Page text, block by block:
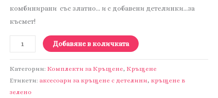
комбинирани със златно… и с добавени детелинки…за
късмет!
количество
за
Комплект
за
Кръщене
Добавяне в количката
Категории: Комплекти за Кръщене, Кръщене
Етикети: аксесоари за кръщене с детелини, кръщене в
зелено